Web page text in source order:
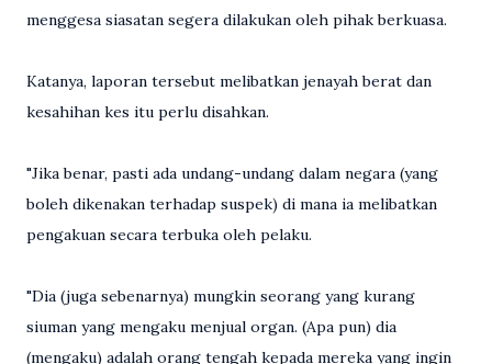
menggesa siasatan segera dilakukan oleh pihak berkuasa.
Katanya, laporan tersebut melibatkan jenayah berat dan
kesahihan kes itu perlu disahkan.
"Jika benar, pasti ada undang-undang dalam negara (yang
boleh dikenakan terhadap suspek) di mana ia melibatkan
pengakuan secara terbuka oleh pelaku.
"Dia (juga sebenarnya) mungkin seorang yang kurang
siuman yang mengaku menjual organ. (Apa pun) dia
(mengaku) adalah orang tengah kepada mereka yang ingin